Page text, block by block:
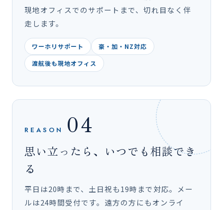
現地オフィスでのサポートまで、切れ目なく伴
走します。
ワーホリサポート
豪・加・NZ対応
渡航後も現地オフィス
REASON 04
思い立ったら、いつでも相談でき
る
平日は20時まで、土日祝も19時まで対応。メー
ルは24時間受付です。遠方の方にもオンライ